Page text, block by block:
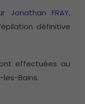
Jonathan FRAY,
définitive
effectuées au
Bains.